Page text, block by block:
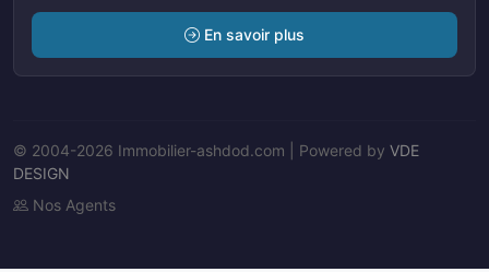
En savoir plus
© 2004-2026 Immobilier-ashdod.com | Powered by VDE
DESIGN
Nos Agents